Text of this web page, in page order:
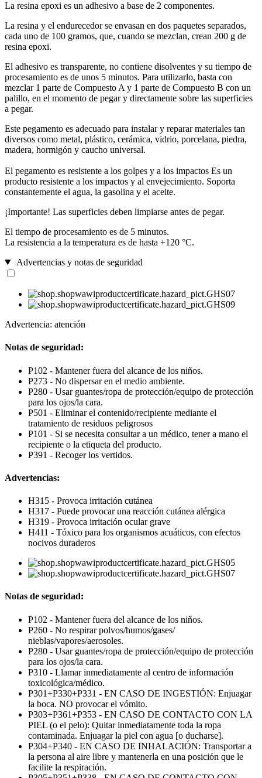
La resina epoxi es un adhesivo a base de 2 componentes.
La resina y el endurecedor se envasan en dos paquetes separados,
cada uno de 100 gramos, que, cuando se mezclan, crean 200 g de
resina epoxi.
El adhesivo es transparente, no contiene disolventes y su tiempo de
procesamiento es de unos 5 minutos. Para utilizarlo, basta con
mezclar 1 parte de Compuesto A y 1 parte de Compuesto B con un
palillo, en el momento de pegar y directamente sobre las superficies
a pegar.
Este pegamento es adecuado para instalar y reparar materiales tan
diversos como metal, plástico, cerámica, vidrio, porcelana, piedra,
madera, hormigón y caucho universal.
El pegamento es resistente a los golpes y a los impactos Es un
producto resistente a los impactos y al envejecimiento. Soporta
constantemente el agua, la gasolina y el aceite.
¡Importante! Las superficies deben limpiarse antes de pegar.
El tiempo de procesamiento es de 5 minutos.
La resistencia a la temperatura es de hasta +120 °C.
Advertencias y notas de seguridad
Advertencia: atención
Notas de seguridad:
P102 - Mantener fuera del alcance de los niños.
P273 - No dispersar en el medio ambiente.
P280 - Usar guantes/ropa de protección/equipo de protección
para los ojos/la cara.
P501 - Eliminar el contenido/recipiente mediante el
tratamiento de residuos peligrosos
P101 - Si se necesita consultar a un médico, tener a mano el
recipiente o la etiqueta del producto.
P391 - Recoger los vertidos.
Advertencias:
H315 - Provoca irritación cutánea
H317 - Puede provocar una reacción cutánea alérgica
H319 - Provoca irritación ocular grave
H411 - Tóxico para los organismos acuáticos, con efectos
nocivos duraderos
Notas de seguridad:
P102 - Mantener fuera del alcance de los niños.
P260 - No respirar polvos/humos/gases/
nieblas/vapores/aerosoles.
P280 - Usar guantes/ropa de protección/equipo de protección
para los ojos/la cara.
P310 - Llamar inmediatamente al centro de información
toxicológica/médico.
P301+P330+P331 - EN CASO DE INGESTIÓN: Enjuagar
la boca. NO provocar el vómito.
P303+P361+P353 - EN CASO DE CONTACTO CON LA
PIEL (o el pelo): Quitar inmediatamente toda la ropa
contaminada. Enjuagar la piel con agua [o ducharse].
P304+P340 - EN CASO DE INHALACIÓN: Transportar a
la persona al aire libre y mantenerla en una posición que le
facilite la respiración.